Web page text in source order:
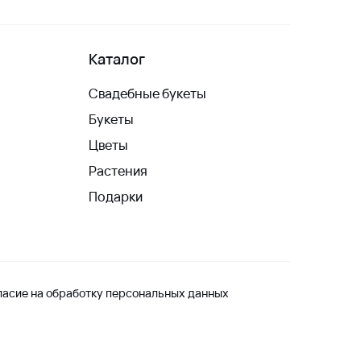
Каталог
Свадебные букеты
Букеты
Цветы
Растения
Подарки
на обработку персональных данных